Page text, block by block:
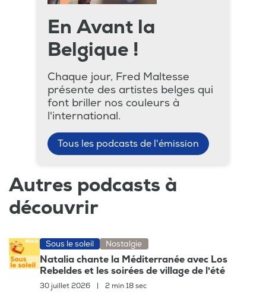
En Avant la
Belgique !
Chaque jour, Fred Maltesse
présente des artistes belges qui
font briller nos couleurs à
l'international.
Tous les podcasts de l'émission
Autres podcasts à
découvrir
Sous le soleil Nostalgie
Natalia chante la Méditerranée avec Los
Rebeldes et les soirées de village de l'été
30 juillet 2026 2 min 18 sec